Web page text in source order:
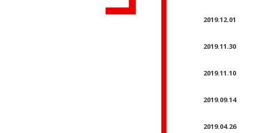
2019.12.01
2019.11.30
2019.11.10
2019.09.14
2019.04.26